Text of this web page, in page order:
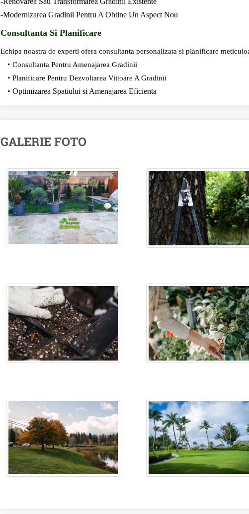
-Modernizarea Gradinii Pentru A Obtine Un Aspect Nou
Consultanta Si Planificare
Echipa noastra de experti ofera consultanta personalizata si planificare
Consultanta Pentru Amenajarea Gradinii
Planificare Pentru Dezvoltarea Viitoare A Gradinii
Optimizarea Spatiului si Amenajarea Eficienta
GALERIE FOTO